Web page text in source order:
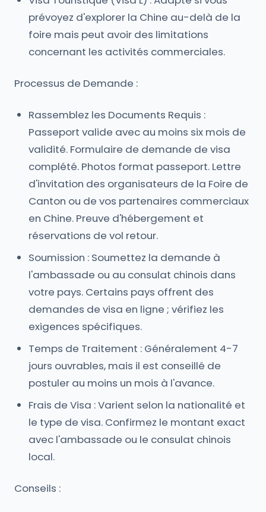
prévoyez d'explorer la Chine au-delà de la
foire mais peut avoir des limitations
concernant les activités commerciales.
Processus de Demande :
Rassemblez les Documents Requis :
Passeport valide avec au moins six mois de
validité. Formulaire de demande de visa
complété. Photos format passeport. Lettre
d'invitation des organisateurs de la Foire de
Canton ou de vos partenaires commerciaux
en Chine. Preuve d'hébergement et
réservations de vol retour.
Soumission : Soumettez la demande à
l'ambassade ou au consulat chinois dans
votre pays. Certains pays offrent des
demandes de visa en ligne ; vérifiez les
exigences spécifiques.
Temps de Traitement : Généralement 4-7
jours ouvrables, mais il est conseillé de
postuler au moins un mois à l'avance.
Frais de Visa : Varient selon la nationalité et
le type de visa. Confirmez le montant exact
avec l'ambassade ou le consulat chinois
local.
Conseils :